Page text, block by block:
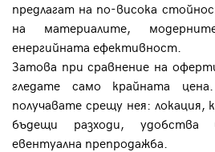
предлагат на по-висока
на материалите,
енергийната ефективност.
Затова при сравнение на
гледате само крайната
получавате срещу нея: локация,
бъдещи разходи,
евентуална препродажба.